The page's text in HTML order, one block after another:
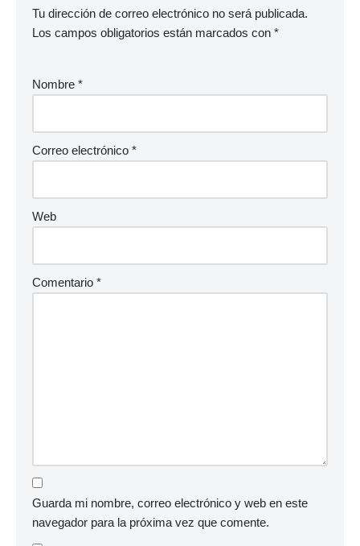
Tu dirección de correo electrónico no será publicada.
Los campos obligatorios están marcados con *
Nombre *
Correo electrónico *
Web
Comentario *
Guarda mi nombre, correo electrónico y web en este
navegador para la próxima vez que comente.